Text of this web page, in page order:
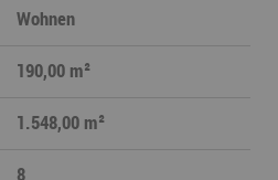
Wohnen
190,00 m²
1.548,00 m²
8